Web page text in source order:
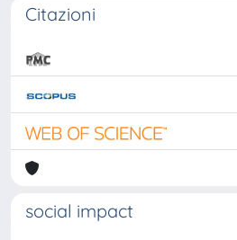
Citazioni
social impact